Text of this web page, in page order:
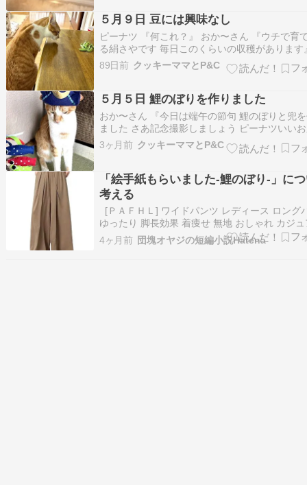
せて先生の動きを見ながら、体操やダンス…
５月９日 豆には興味なし
ピーナツ 『何これ？』 おか〜さん 『ウチで育
る絹さやです 毎日このくらいの収穫がありま
ーナツ 『クンクン』 おか〜さん 『ピーナツだ
よ！』 ピーナツ 『おいしくないニオイや』 お
ジオ体操の公園で…
89日前 クッキーママとP&C
５月５日 鯉のぼりを作りました
おか〜さん 『今日は端午の節句 鯉のぼりと兜
ました さあ記念撮影しましょう ピーナツいい
て❣️』 ピーナツ 『なんでこんなん被るねん
おか〜さん 『そう言わずに、はいチーズ????
るうちに なんと…
3ヶ月前 クッキーママとP&C
「絵手紙もらいました-鯉のぼり-」に
考える
[ＰＡＦＨＬ] ワイドパンツ レディース ロング
ゆったり 脚長効果 着痩せ 無地 おしゃれ カジュ
ガウチョパンツ オフィス 春 夏 (1170ベージュ
ＡＦＨＬ Amazon 師匠は「鯉のぼり」を描い
4ヶ月前 団塊オヤジの短編小説Hatena